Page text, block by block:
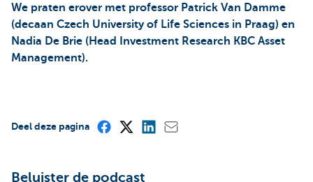
We praten erover met professor Patrick Van Damme
(decaan Czech University of Life Sciences in Praag) en
Nadia De Brie (Head Investment Research KBC Asset
Management).
Deel deze pagina
Beluister de podcast